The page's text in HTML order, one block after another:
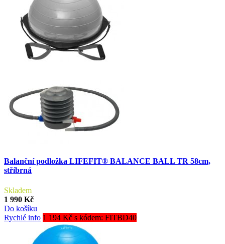
Balanční podložka LIFEFIT® BALANCE BALL TR 58cm,
stříbrná
Skladem
1 990 Kč
Do košíku
Rychlé info 1 194 Kč s kódem: FITBD40